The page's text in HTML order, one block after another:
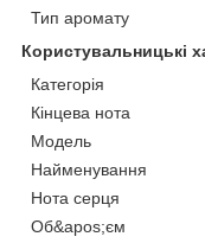
Тип аромату
Користувальницькі
Категорія
Кінцева нота
Мoдель
Найменування
Нота серця
Об&apos;єм